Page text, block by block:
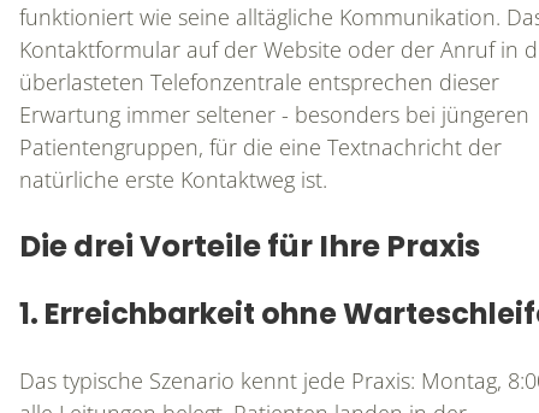
funktioniert wie seine alltägliche Kommunikation.
Kontaktformular auf der Website oder der Anruf in
überlasteten Telefonzentrale entsprechen dieser
Erwartung immer seltener - besonders bei jüngeren
Patientengruppen, für die eine Textnachricht der
natürliche erste Kontaktweg ist.
Die drei Vorteile für Ihre Praxis
1. Erreichbarkeit ohne
Das typische Szenario kennt jede Praxis: Montag,